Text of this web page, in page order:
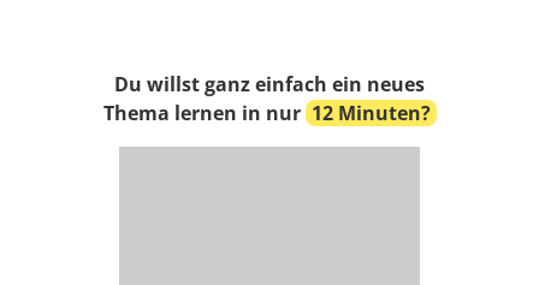
Du willst ganz einfach ein neues
Thema lernen in nur 12 Minuten?